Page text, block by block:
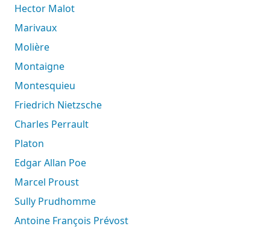
Hector Malot
Marivaux
Molière
Montaigne
Montesquieu
Friedrich Nietzsche
Charles Perrault
Platon
Edgar Allan Poe
Marcel Proust
Sully Prudhomme
Antoine François Prévost